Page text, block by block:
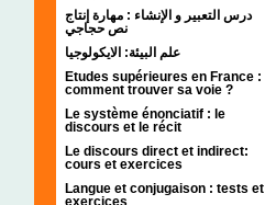
درس التعبير و الإنشاء : مهارة إنتاج
نص حجاجي
علم البيئة: الايكولوجيا
Etudes supérieures en France :
comment trouver sa voie ?
Le système énonciatif : le
discours et le récit
Le discours direct et indirect:
cours et exercices
Langue et conjugaison : tests et
exercices